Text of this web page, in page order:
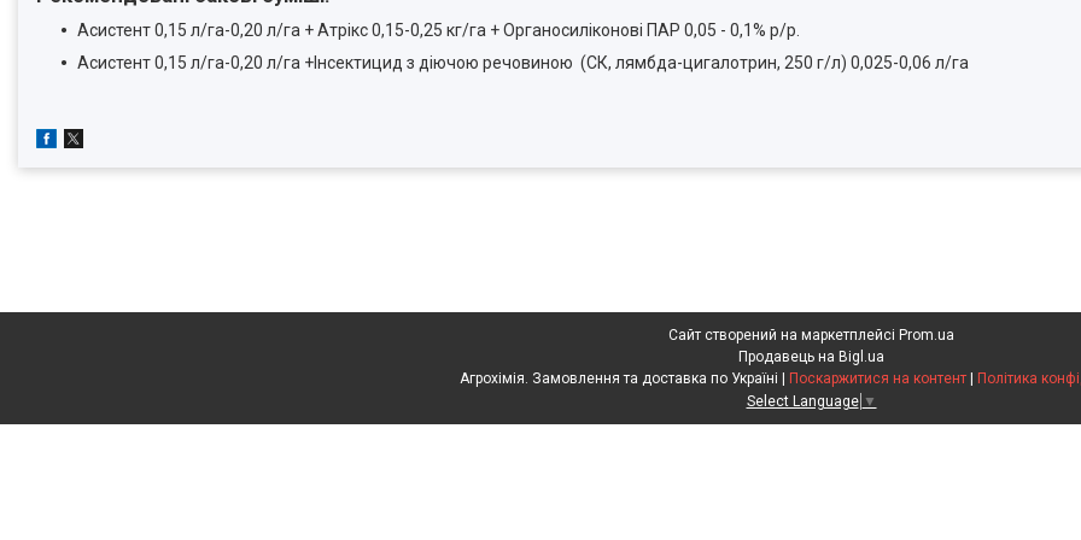
Асистент 0,15 л/га-0,20 л/га + Атрікс 0,15-0,25 кг/га + Органосиліконові ПАР 0,05 - 0,1% р/р.
Асистент 0,15 л/га-0,20 л/га +Інсектицид з діючою речовиною (СК, лямбда-цигалотрин, 250 г/л) 0,025-0,06 л/га
Сайт створений на маркетплейсі Prom.ua
Продавець на Bigl.ua
Поскаржитися на контент
Політика
Select Language ▼